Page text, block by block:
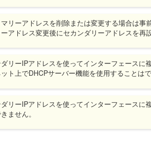
リーアドレスを削除または変更する場合は
アドレス変更後にセカンダリーアドレスを再
リーIPアドレスを使ってインターフェース
ト上でDHCPサーバー機能を使用することは
リーIPアドレスを使ってインターフェース
ません。